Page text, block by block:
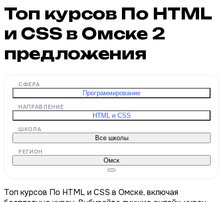
Топ курсов По HTML
и CSS в Омске 2
предложения
СФЕРА
Программирование
НАПРАВЛЕНИЕ
HTML и CSS
ШКОЛА
Все школы
РЕГИОН
Омск
Топ курсов По HTML и CSS в Омске, включая